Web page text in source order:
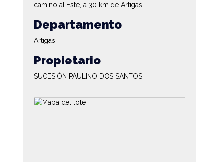
camino al Este, a 30 km de Artigas.
Departamento
Artigas
Propietario
SUCESIÓN PAULINO DOS SANTOS